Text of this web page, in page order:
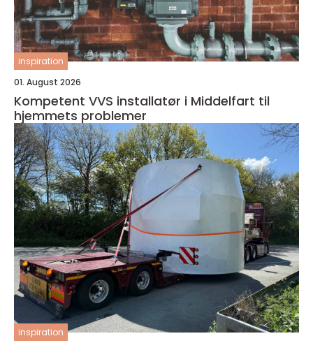
inspiration
01. August 2026
Kompetent VVS installatør i Middelfart til
hjemmets problemer
inspiration